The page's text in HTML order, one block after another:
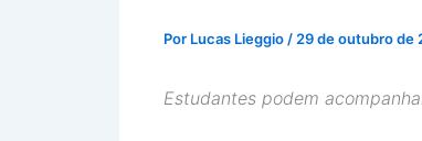
Por Lucas Lieggio / 29 de outubro de
Estudantes podem